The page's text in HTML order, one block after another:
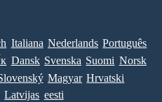
Italiana Nederlands Português
Dansk Svenska Suomi Norsk
Magyar Hrvatski
Latvijas eesti